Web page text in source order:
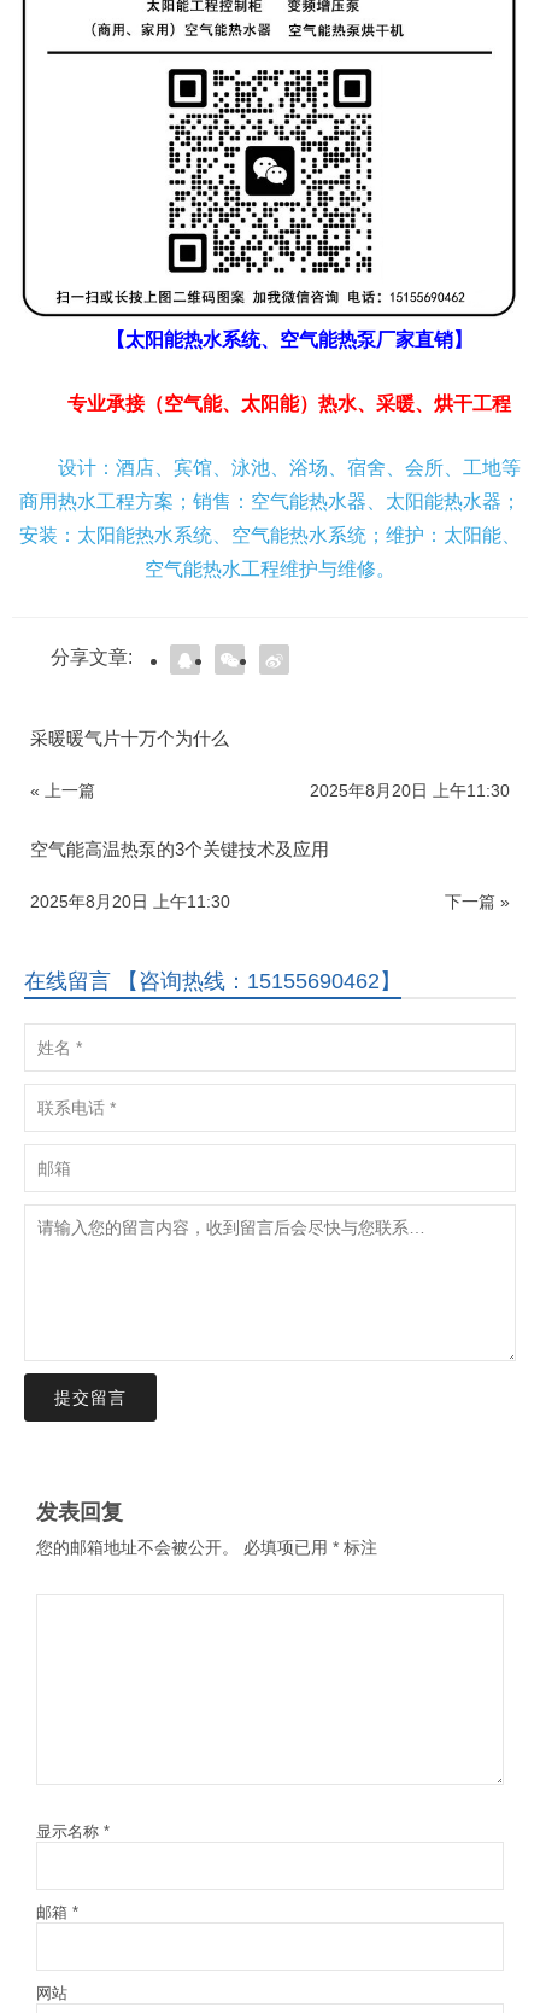
【太阳能热水系统、空气能热泵厂家直销】
专业承接（空气能、太阳能）热水、采暖、烘干工程
设计：酒店、宾馆、泳池、浴场、宿舍、会所、工地等
商用热水工程方案；销售：空气能热水器、太阳能热水器；
安装：太阳能热水系统、空气能热水系统；维护：太阳能、
空气能热水工程维护与维修。
分享文章:
采暖暖气片十万个为什么
« 上一篇 2025年8月20日 上午11:30
空气能高温热泵的3个关键技术及应用
下一篇 »
2025年8月20日 上午11:30
在线留言 【咨询热线：15155690462】
提交留言
发表回复
您的邮箱地址不会被公开。 必填项已用 * 标注
显示名称 *
邮箱 *
网站